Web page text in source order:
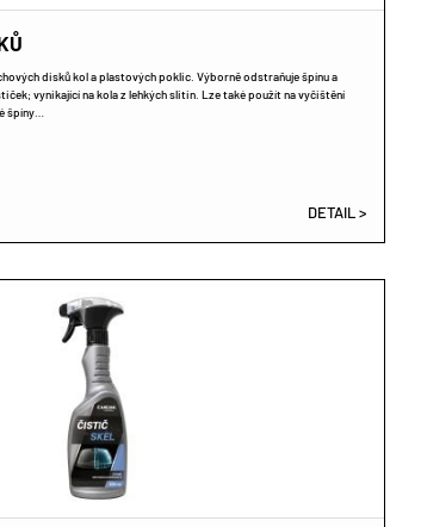
disků kol a plastových poklic. Výborně odstraňuje špínu a
vynikající na kola z lehkých slitin. Lze také použít na vyčištění
špíny…
DETAIL >